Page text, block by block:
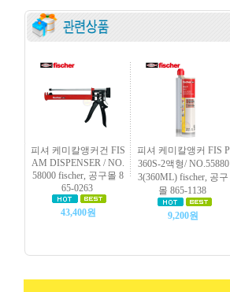
피셔 케미칼앵커건 FIS
AM DISPENSER / NO.
58000 fischer, 공구몰 8
65-0263
43,400원
피셔 케미칼앵커 FIS P
360S-2액형/ NO.55880
3(360ML) fischer, 공구
몰 865-1138
9,200원